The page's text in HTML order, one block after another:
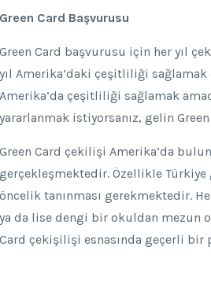
Green Card Başvurusu
Green Card başvurusu için her yıl
yıl Amerika’daki çeşitliliği sağlamak
Amerika’da çeşitliliği sağlamak
yararlanmak istiyorsanız, gelin
Green Card çekilişi Amerika’da
gerçekleşmektedir. Özellikle Türkiye
öncelik tanınması gerekmektedir.
ya da lise dengi bir okuldan mezun
Card çekişilişi esnasında geçerli bir